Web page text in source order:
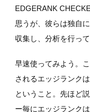
EDGERANK
思うが、彼らは独自
収集し、分析を行って
早速使ってみよう。
されるエッジランク
ということ。先ほど
ー毎にエッジランク